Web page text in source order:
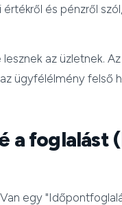
és pénzről
az üzletnek.
ügyfélélmény felső
a foglalást
egy